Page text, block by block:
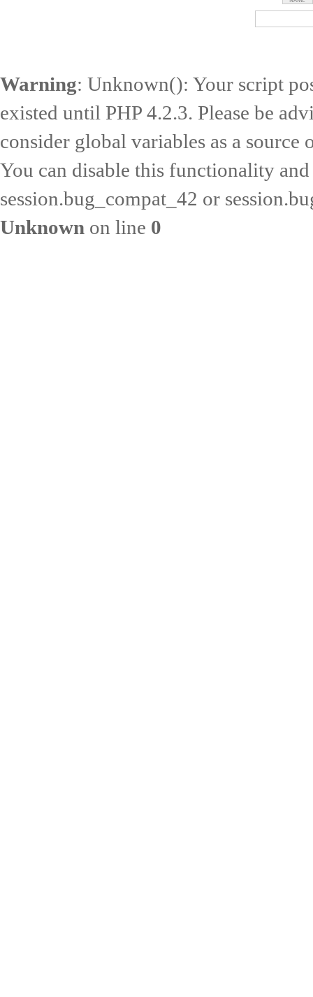
Warning: Unknown(): Your script
existed until PHP 4.2.3. Please be
consider global variables as a source
You can disable this functionality
session.bug_compat_42 or
Unknown on line 0